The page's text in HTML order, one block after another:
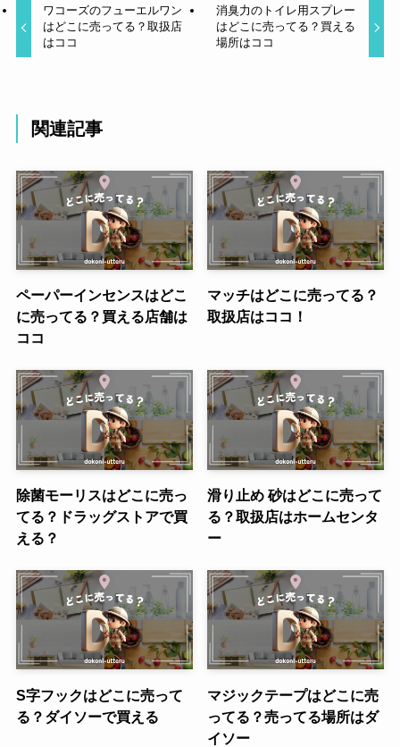
ワコーズのフューエルワン
はどこに売ってる？取扱店
はココ
消臭力のトイレ用スプレー
はどこに売ってる？買える
場所はココ
関連記事
ペーパーインセンスはどこ
に売ってる？買える店舗は
ココ
マッチはどこに売ってる？
取扱店はココ！
除菌モーリスはどこに売っ
てる？ドラッグストアで買
える？
滑り止め 砂はどこに売って
る？取扱店はホームセンタ
ー
S字フックはどこに売って
る？ダイソーで買える
マジックテープはどこに売
ってる？売ってる場所はダ
イソー